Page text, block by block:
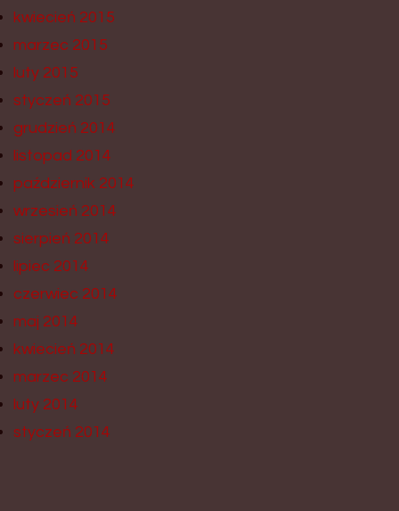
kwiecień 2015
marzec 2015
luty 2015
styczeń 2015
grudzień 2014
listopad 2014
październik 2014
wrzesień 2014
sierpień 2014
lipiec 2014
czerwiec 2014
maj 2014
kwiecień 2014
marzec 2014
luty 2014
styczeń 2014